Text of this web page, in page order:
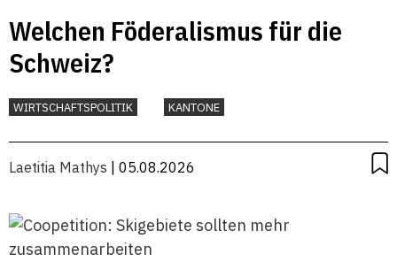
Welchen Föderalismus für die
Schweiz?
WIRTSCHAFTSPOLITIK KANTONE
Laetitia Mathys | 05.08.2026